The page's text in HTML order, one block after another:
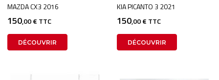
MAZDA CX3 2016
150,00 € TTC
DÉCOUVRIR
KIA PICANTO 3 2021
150,00 € TTC
DÉCOUVRIR